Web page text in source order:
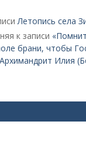
Летопись села
к записи
брани, чтобы
Илия